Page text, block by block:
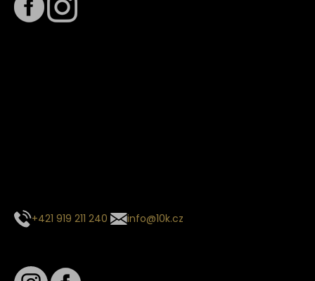
+421 919 211 240 info@10k.cz